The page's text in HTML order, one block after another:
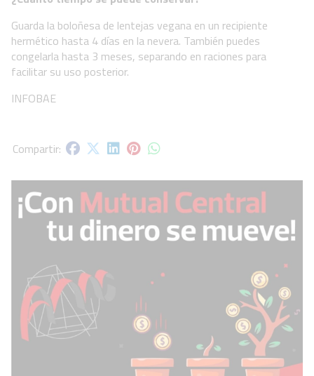
Guarda la boloñesa de lentejas vegana en un recipiente
hermético hasta 4 días en la nevera. También puedes
congelarla hasta 3 meses, separando en raciones para
facilitar su uso posterior.
INFOBAE